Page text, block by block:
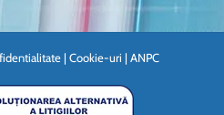
| Cookie-uri | ANPC